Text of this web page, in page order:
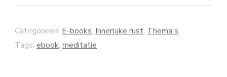
Een
reis
naar
Categorieën: E-books, Innerlijke rust, Thema's
Tags: ebook, meditatie